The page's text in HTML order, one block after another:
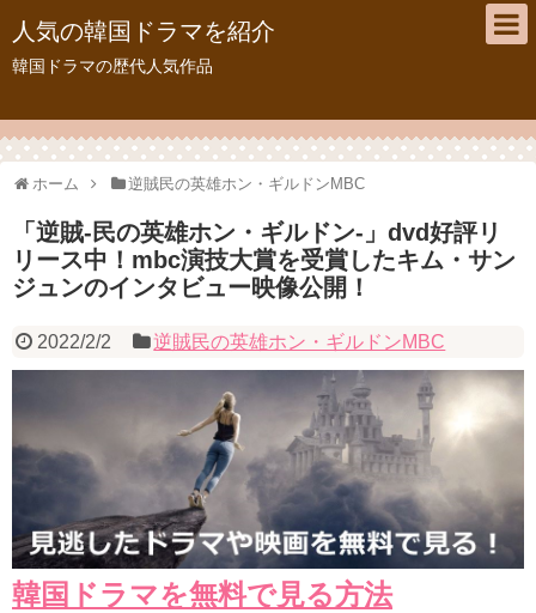
人気の韓国ドラマを紹介
韓国ドラマの歴代人気作品
ホーム 逆賊民の英雄ホン・ギルドンMBC
「逆賊-民の英雄ホン・ギルドン-」dvd好評リ
リース中！mbc演技大賞を受賞したキム・サン
ジュンのインタビュー映像公開！
2022/2/2 逆賊民の英雄ホン・ギルドンMBC
韓国ドラマを無料で見る方法